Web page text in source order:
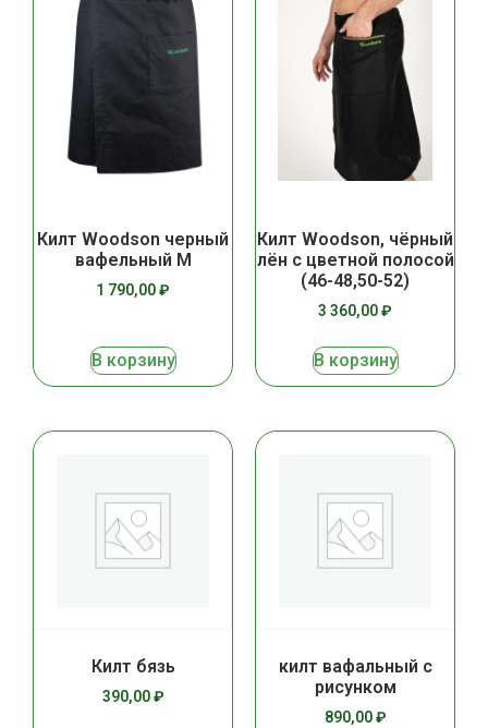
Килт Woodson черный
вафельный М
1 790,00₽
В корзину
Килт Woodson, чёрный
лён с цветной полосой
(46-48,50-52)
3 360,00₽
В корзину
Килт бязь
390,00₽
килт вафальный с
рисунком
890,00₽